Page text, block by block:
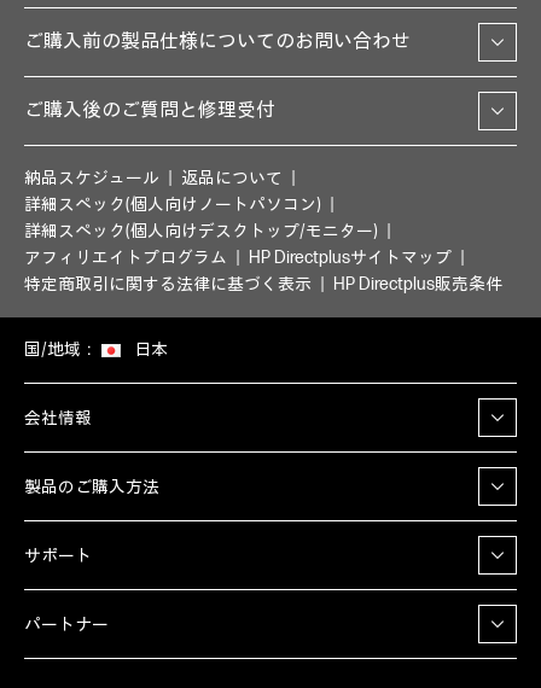
ご購入前の製品仕様についてのお問い合わせ
ご購入後のご質問と修理受付
納品スケジュール
返品について
詳細スペック(個人向けノートパソコン)
詳細スペック(個人向けデスクトップ/モニター)
アフィリエイトプログラム
HP Directplusサイトマップ
特定商取引に関する法律に基づく表示
HP Directplus販売条件
国/地域： 日本
会社情報
製品のご購入方法
サポート
パートナー